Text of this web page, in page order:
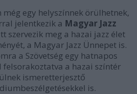
egy helyszínnek örülhetnek,
jelentkezik a Magyar Jazz
szervezik meg a hazai jazz élet
a Magyar Jazz Ünnepet is.
a Szövetség egy hatnapos
a hazai színtér
ismeretterjesztő
is.